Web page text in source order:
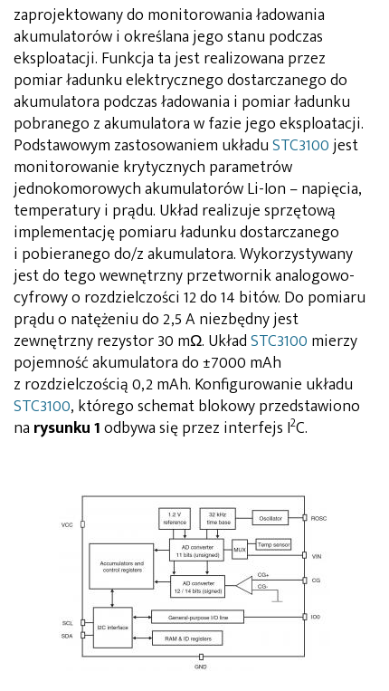
zaprojektowany do monitorowania ładowania
akumulatorów i określana jego stanu podczas
eksploatacji. Funkcja ta jest realizowana przez
pomiar ładunku elektrycznego dostarczanego do
akumulatora podczas ładowania i pomiar ładunku
pobranego z akumulatora w fazie jego eksploatacji.
Podstawowym zastosowaniem układuSTC3100jest
monitorowanie krytycznych parametrów
jednokomorowych akumulatorów Li-Ion – napięcia,
temperatury i prądu. Układ realizuje sprzętową
implementację pomiaru ładunku dostarczanego
i pobieranego do/z akumulatora. Wykorzystywany
jest do tego wewnętrzny przetwornik analogowo-
cyfrowy o rozdzielczości 12 do 14 bitów. Do pomiaru
prądu o natężeniu do 2,5 A niezbędny jest
zewnętrzny rezystor 30 mΩ. UkładSTC3100 mierzy
pojemność akumulatora do ±7000 mAh
z rozdzielczością 0,2 mAh. Konfigurowanie układu
STC3100, którego schemat blokowy przedstawiono
na rysunku 1odbywa się przez interfejs I2C.